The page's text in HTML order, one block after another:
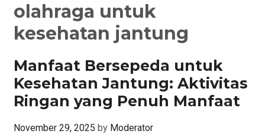
olahraga untuk
kesehatan jantung
Manfaat Bersepeda untuk
Kesehatan Jantung: Aktivitas
Ringan yang Penuh Manfaat
November 29, 2025 by Moderator